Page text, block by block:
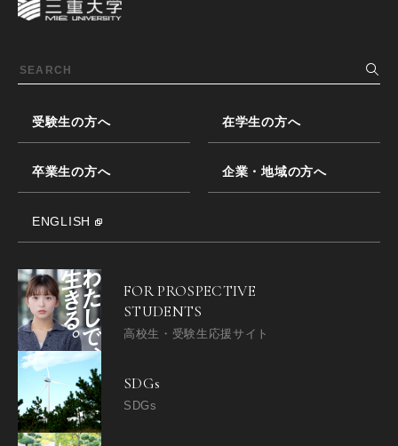
受験生の方へ 在学生の方へ
卒業生の方へ 企業・地域の方へ
ENGLISH
FOR PROSPECTIVE
STUDENTS
高校生・受験生応援サイト
SDGs
SDGs